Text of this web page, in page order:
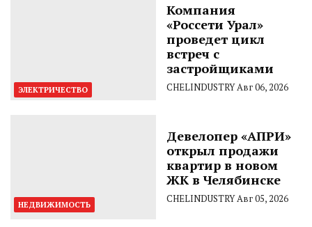
ЭЛЕКТРИЧЕСТВО
Компания
«Россети Урал»
проведет цикл
встреч с
застройщиками
CHELINDUSTRYАвг 06, 2026
НЕДВИЖИМОСТЬ
Девелопер «АПРИ»
открыл продажи
квартир в новом
ЖК в Челябинске
CHELINDUSTRYАвг 05, 2026